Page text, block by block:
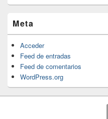
Meta
Acceder
Feed de entradas
Feed de comentarios
WordPress.org